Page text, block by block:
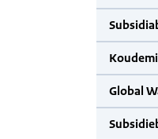
Global